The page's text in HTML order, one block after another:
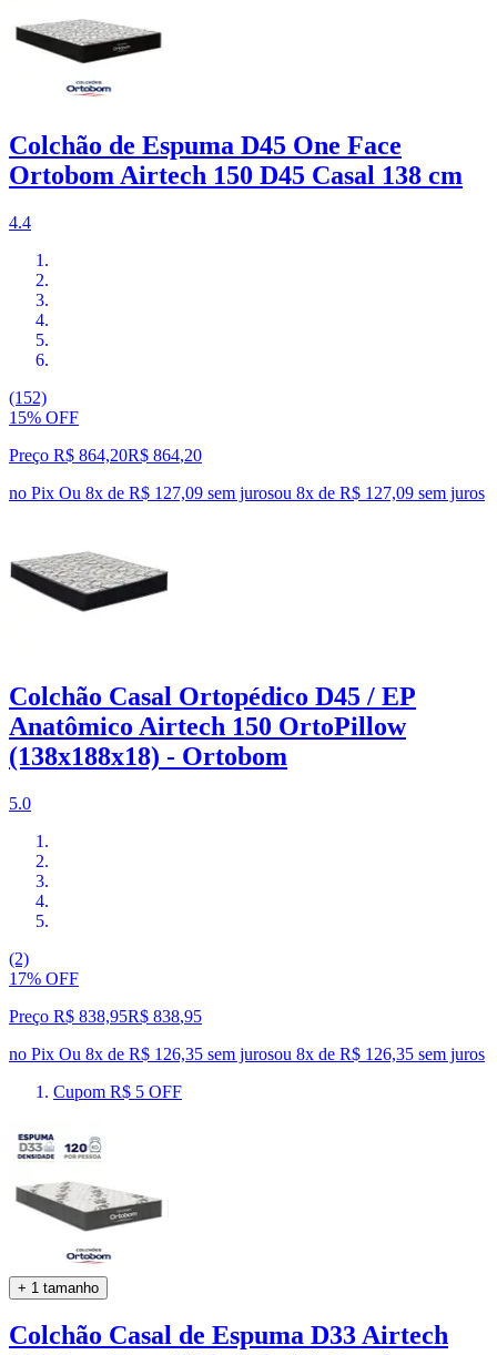
Colchão de Espuma D45 One Face
Ortobom Airtech 150 D45 Casal 138 cm
4.4
(152)
15% OFF
Preço R$ 864,20R$ 864,20
no Pix Ou 8x de R$ 127,09 sem jurosou 8x de R$ 127,09 sem juros
Colchão Casal Ortopédico D45 / EP
Anatômico Airtech 150 OrtoPillow
(138x188x18) - Ortobom
5.0
(2)
17% OFF
Preço R$ 838,95R$ 838,95
no Pix Ou 8x de R$ 126,35 sem jurosou 8x de R$ 126,35 sem juros
Cupom R$ 5 OFF
+ 1 tamanho
Colchão Casal de Espuma D33 Airtech